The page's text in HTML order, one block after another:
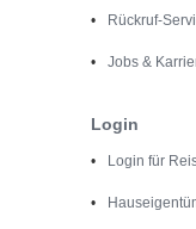
Rückruf-
Jobs &
Login
Login für